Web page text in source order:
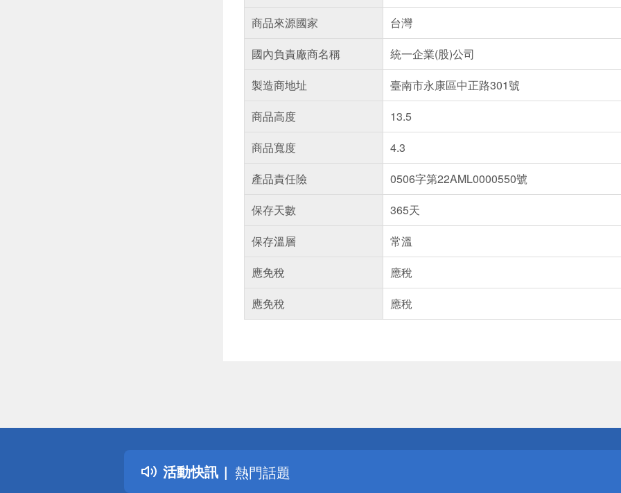
商品來源國家
台灣
國內負責廠商名稱
統一企業(股)公司
製造商地址
臺南市永康區中正路301號
商品高度
13.5
商品寬度
4.3
產品責任險
0506字第22AML0000550號
保存天數
365天
保存溫層
常溫
應免稅
應稅
應免稅
應稅
活動快訊
詐騙網頁！請小心！
得獎公告
熱門話題